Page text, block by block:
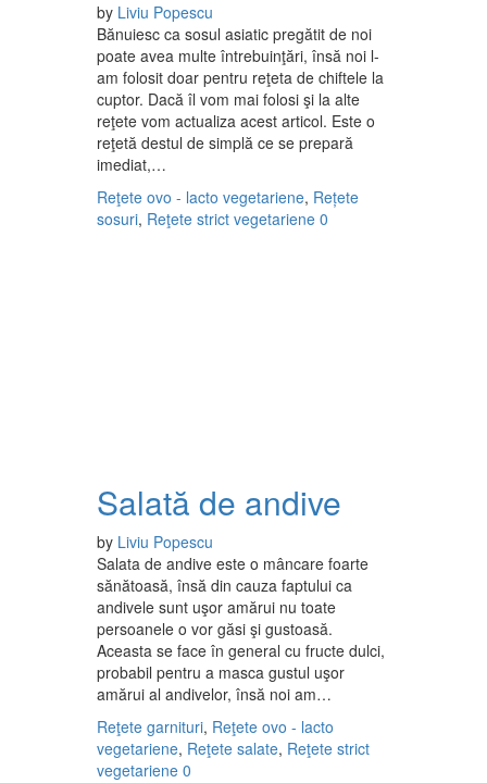
by Liviu Popescu
Bănuiesc ca sosul asiatic pregătit de noi
poate avea multe întrebuinţări, însă noi l-
am folosit doar pentru reţeta de chiftele la
cuptor. Dacă îl vom mai folosi şi la alte
reţete vom actualiza acest articol. Este o
reţetă destul de simplă ce se prepară
imediat,…
Reţete ovo - lacto vegetariene, Rețete
sosuri, Reţete strict vegetariene 0
Salată de andive
by Liviu Popescu
Salata de andive este o mâncare foarte
sănătoasă, însă din cauza faptului ca
andivele sunt uşor amărui nu toate
persoanele o vor găsi şi gustoasă.
Aceasta se face în general cu fructe dulci,
probabil pentru a masca gustul uşor
amărui al andivelor, însă noi am…
Reţete garnituri, Reţete ovo - lacto
vegetariene, Reţete salate, Reţete strict
vegetariene 0